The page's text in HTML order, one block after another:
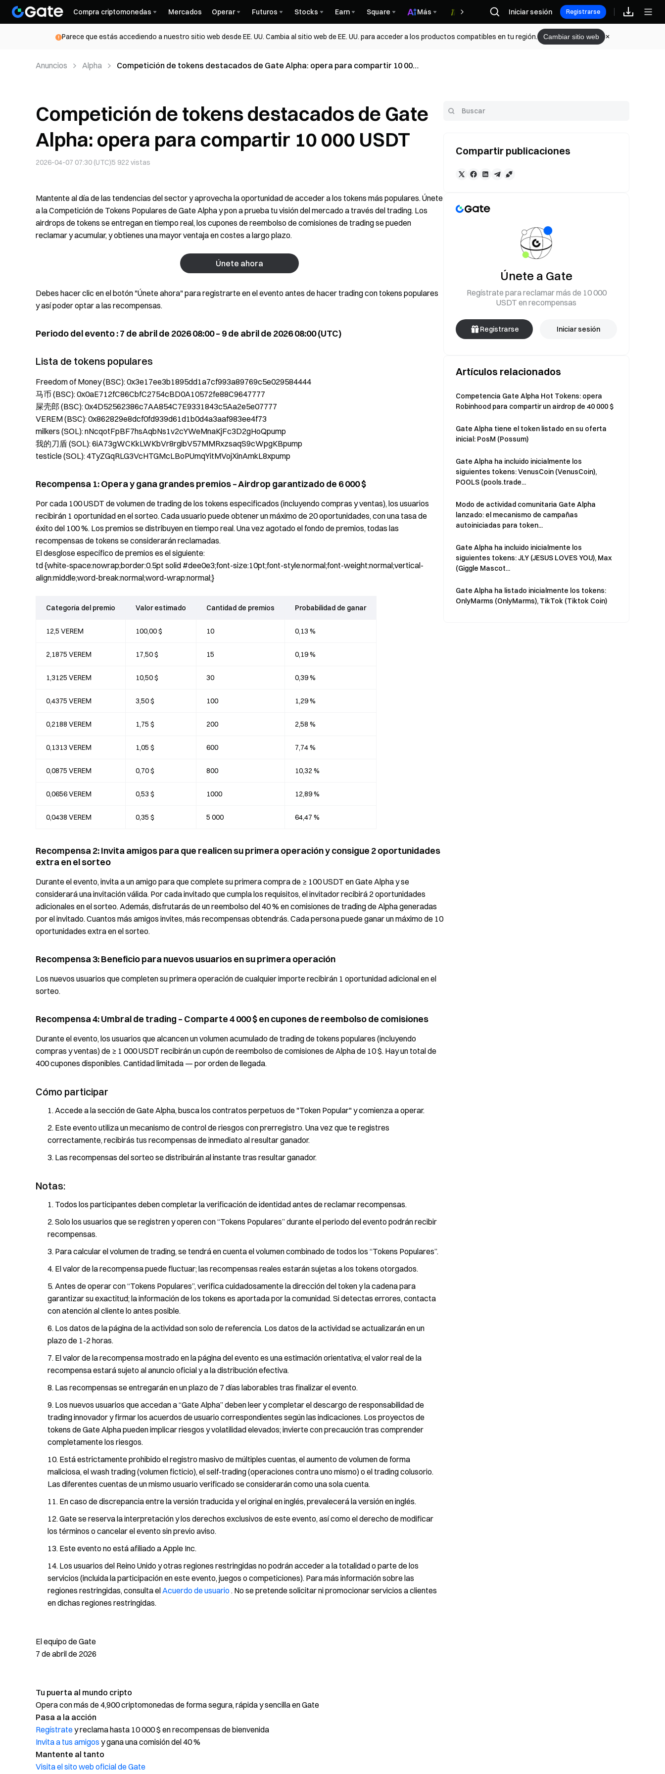
Compra criptomonedas Mercados Operar Futuros Stocks Earn Square Más Recompensas
Iniciar sesión Registrarse
Parece que estás accediendo a nuestro sitio web desde EE. UU. Cambia al sitio web de EE. UU. para acceder a los productos compatibles en tu región. Cambiar sitio web
Anuncios Alpha
Competición de tokens destacados de Gate Alpha: opera para compartir 10 000
Competición de tokens destacados de Gate
Alpha: opera para compartir 10 000 USDT
2026-04-07 07:30 (UTC)5 922 vistas
Mantente al día de las tendencias del sector y aprovecha la oportunidad de acceder a los tokens más populares. Únete
a la Competición de Tokens Populares de Gate Alpha y pon a prueba tu visión del mercado a través del trading. Los
airdrops de tokens se entregan en tiempo real, los cupones de reembolso de comisiones de trading se pueden
reclamar y acumular, y obtienes una mayor ventaja en costes a largo plazo.
Únete ahora
Debes hacer clic en el botón "Únete ahora" para registrarte en el evento antes de hacer trading con tokens populares
y así poder optar a las recompensas.
Periodo del evento : 7 de abril de 2026 08:00 – 9 de abril de 2026 08:00 (UTC)
Lista de tokens populares
Freedom of Money (BSC): 0x3e17ee3b1895dd1a7cf993a89769c5e029584444
马币 (BSC): 0x0aE712fC86CbfC2754cBD0A10572fe88C9647777
屎壳郎 (BSC): 0x4D52562386c7AA854C7E9331843c5Aa2e5e07777
VEREM (BSC): 0x862829e8dcf0fd939d61d1b0d4a3aaf983ee4f73
milkers (SOL): nNcqotFpBF7hsAqbNs1v2cYWeMnaKjFc3D2gHoQpump
我的刀盾 (SOL): 6iA73gWCKkLWKbVr8rgibV57MMRxzsaqS9cWpgKBpump
testicle (SOL): 4TyZGqRLG3VcHTGMcLBoPUmqYitMVojXinAmkL8xpump
Recompensa 1: Opera y gana grandes premios – Airdrop garantizado de 6 000 $
Por cada 100 USDT de volumen de trading de los tokens especificados (incluyendo compras y ventas), los usuarios
recibirán 1 oportunidad en el sorteo. Cada usuario puede obtener un máximo de 20 oportunidades, con una tasa de
éxito del 100 %. Los premios se distribuyen en tiempo real. Una vez agotado el fondo de premios, todas las
recompensas de tokens se considerarán reclamadas.
El desglose específico de premios es el siguiente:
td {white-space:nowrap;border:0.5pt solid #dee0e3;font-size:10pt;font-style:normal;font-weight:normal;vertical-
align:middle;word-break:normal;word-wrap:normal;}
Categoría del premio Valor estimado Cantidad de premios Probabilidad de ganar
12,5 VEREM 100,00 $ 10 0,13 %
2,1875 VEREM 17,50 $ 15 0,19 %
1,3125 VEREM 10,50 $ 30 0,39 %
0,4375 VEREM 3,50 $ 100 1,29 %
0,2188 VEREM 1,75 $ 200 2,58 %
0,1313 VEREM 1,05 $ 600 7,74 %
0,0875 VEREM 0,70 $ 800 10,32 %
0,0656 VEREM 0,53 $ 1000 12,89 %
0,0438 VEREM 0,35 $ 5 000 64,47 %
Recompensa 2: Invita amigos para que realicen su primera operación y consigue 2 oportunidades
extra en el sorteo
Durante el evento, invita a un amigo para que complete su primera compra de ≥ 100 USDT en Gate Alpha y se
considerará una invitación válida. Por cada invitado que cumpla los requisitos, el invitador recibirá 2 oportunidades
adicionales en el sorteo. Además, disfrutarás de un reembolso del 40 % en comisiones de trading de Alpha generadas
por el invitado. Cuantos más amigos invites, más recompensas obtendrás. Cada persona puede ganar un máximo de 10
oportunidades extra en el sorteo.
Recompensa 3: Beneficio para nuevos usuarios en su primera operación
Los nuevos usuarios que completen su primera operación de cualquier importe recibirán 1 oportunidad adicional en el
sorteo.
Recompensa 4: Umbral de trading – Comparte 4 000 $ en cupones de reembolso de comisiones
Durante el evento, los usuarios que alcancen un volumen acumulado de trading de tokens populares (incluyendo
compras y ventas) de ≥ 1 000 USDT recibirán un cupón de reembolso de comisiones de Alpha de 10 $. Hay un total de
400 cupones disponibles. Cantidad limitada — por orden de llegada.
Cómo participar
Accede a la sección de Gate Alpha, busca los contratos perpetuos de "Token Popular" y comienza a operar.
Este evento utiliza un mecanismo de control de riesgos con prerregistro. Una vez que te registres
correctamente, recibirás tus recompensas de inmediato al resultar ganador.
Las recompensas del sorteo se distribuirán al instante tras resultar ganador.
Notas:
Todos los participantes deben completar la verificación de identidad antes de reclamar recompensas.
Solo los usuarios que se registren y operen con “Tokens Populares” durante el periodo del evento podrán recibir
recompensas.
Para calcular el volumen de trading, se tendrá en cuenta el volumen combinado de todos los “Tokens Populares”.
El valor de la recompensa puede fluctuar; las recompensas reales estarán sujetas a los tokens otorgados.
Antes de operar con “Tokens Populares”, verifica cuidadosamente la dirección del token y la cadena para
garantizar su exactitud; la información de los tokens es aportada por la comunidad. Si detectas errores, contacta
con atención al cliente lo antes posible.
Los datos de la página de la actividad son solo de referencia. Los datos de la actividad se actualizarán en un
plazo de 1-2 horas.
El valor de la recompensa mostrado en la página del evento es una estimación orientativa; el valor real de la
recompensa estará sujeto al anuncio oficial y a la distribución efectiva.
Las recompensas se entregarán en un plazo de 7 días laborables tras finalizar el evento.
Los nuevos usuarios que accedan a “Gate Alpha” deben leer y completar el descargo de responsabilidad de
trading innovador y firmar los acuerdos de usuario correspondientes según las indicaciones. Los proyectos de
tokens de Gate Alpha pueden implicar riesgos y volatilidad elevados; invierte con precaución tras comprender
completamente los riesgos.
Está estrictamente prohibido el registro masivo de múltiples cuentas, el aumento de volumen de forma
maliciosa, el wash trading (volumen ficticio), el self-trading (operaciones contra uno mismo) o el trading colusorio.
Las diferentes cuentas de un mismo usuario verificado se considerarán como una sola cuenta.
En caso de discrepancia entre la versión traducida y el original en inglés, prevalecerá la versión en inglés.
Gate se reserva la interpretación y los derechos exclusivos de este evento, así como el derecho de modificar
los términos o cancelar el evento sin previo aviso.
Este evento no está afiliado a Apple Inc.
Los usuarios del Reino Unido y otras regiones restringidas no podrán acceder a la totalidad o parte de los
servicios (incluida la participación en este evento, juegos o competiciones). Para más información sobre las
regiones restringidas, consulta elAcuerdo de usuario . No se pretende solicitar ni promocionar servicios a clientes
en dichas regiones restringidas.
El equipo de Gate
7 de abril de 2026
Tu puerta al mundo cripto
Opera con más de 4,900 criptomonedas de forma segura, rápida y sencilla en Gate
Pasa a la acción
Regístratey reclama hasta 10 000 $ en recompensas de bienvenida
Invita a tus amigos y gana una comisión del 40 %
Mantente al tanto
Visita el sito web oficial de Gate
Compartir publicaciones
Únete a Gate
Regístrate para reclamar más de 10 000
USDT en recompensas
Registrarse Iniciar sesión
Artículos relacionados
Competencia Gate Alpha Hot Tokens: opera
Robinhood para compartir un airdrop de 40 000 $
Gate Alpha tiene el token listado en su oferta
inicial: PosM (Possum)
Gate Alpha ha incluido inicialmente los
siguientes tokens: VenusCoin (VenusCoin),
POOLS (pools.trade...
Modo de actividad comunitaria Gate Alpha
lanzado: el mecanismo de campañas
autoiniciadas para token...
Gate Alpha ha incluido inicialmente los
siguientes tokens: JLY (JESUS LOVES YOU), Max
(Giggle Mascot...
Gate Alpha ha listado inicialmente los tokens:
OnlyMarms (OnlyMarms), TikTok (Tiktok Coin)